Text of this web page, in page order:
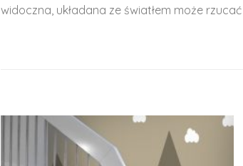
widoczna, układana ze światłem może